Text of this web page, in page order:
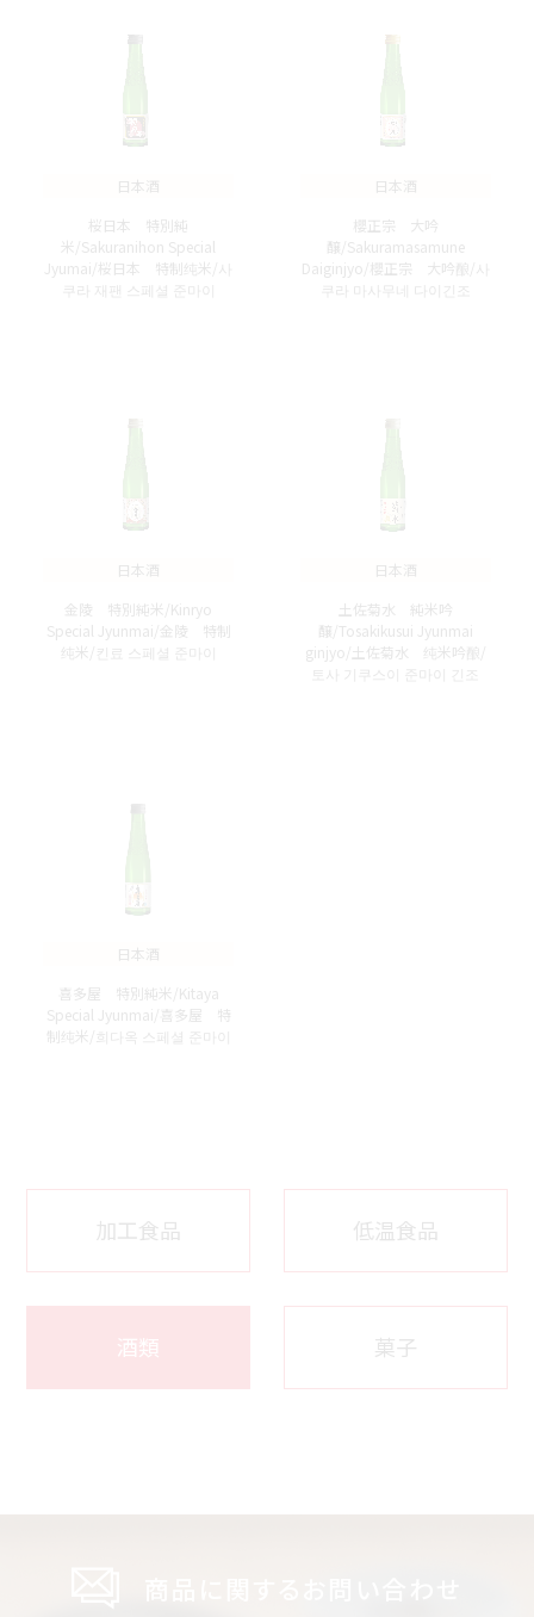
日本酒
桜日本 特別純
米/Sakuranihon Special
Jyumai/桜日本 特制纯米/사
쿠라 재팬 스페셜 준마이
日本酒
櫻正宗 大吟
醸/Sakuramasamune
Daiginjyo/櫻正宗 大吟酿/사
쿠라 마사무네 다이긴조
日本酒
金陵 特別純米/Kinryo
Special Jyunmai/金陵 特制
纯米/킨료 스페셜 준마이
日本酒
土佐菊水 純米吟
醸/Tosakikusui Jyunmai
ginjyo/土佐菊水 纯米吟酿/
토사 기쿠스이 준마이 긴조
日本酒
喜多屋 特別純米/Kitaya
Special Jyunmai/喜多屋 特
制纯米/희다옥 스페셜 준마이
加工食品 低温食品
酒類 菓子